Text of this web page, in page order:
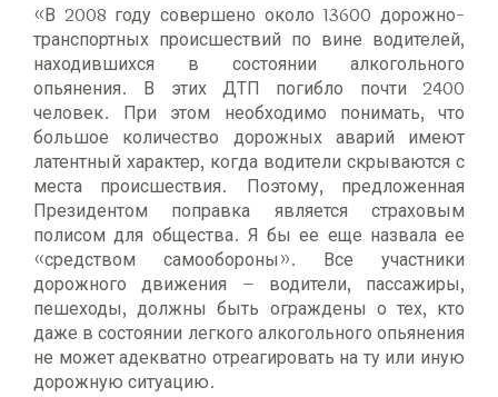
«В 2008 году совершено около 13600 дорожно-
транспортных происшествий по вине водителей,
находившихся в состоянии алкогольного
опьянения. В этих ДТП погибло почти 2400
человек. При этом необходимо понимать, что
большое количество дорожных аварий имеют
латентный характер, когда водители скрываются с
места происшествия. Поэтому, предложенная
Президентом поправка является страховым
полисом для общества. Я бы ее еще назвала ее
«средством самообороны». Все участники
дорожного движения – водители, пассажиры,
пешеходы, должны быть ограждены о тех, кто
даже в состоянии легкого алкогольного опьянения
не может адекватно отреагировать на ту или иную
дорожную ситуацию.